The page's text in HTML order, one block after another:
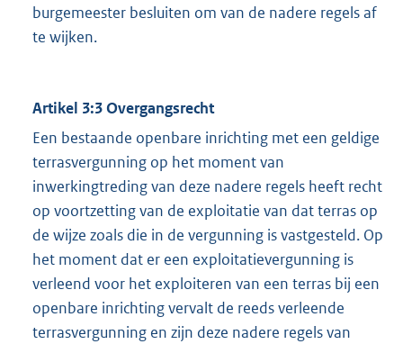
burgemeester besluiten om van de nadere regels af
te wijken.
Artikel 3:3 Overgangsrecht
Een bestaande openbare inrichting met een geldige
terrasvergunning op het moment van
inwerkingtreding van deze nadere regels heeft recht
op voortzetting van de exploitatie van dat terras op
de wijze zoals die in de vergunning is vastgesteld. Op
het moment dat er een exploitatievergunning is
verleend voor het exploiteren van een terras bij een
openbare inrichting vervalt de reeds verleende
terrasvergunning en zijn deze nadere regels van